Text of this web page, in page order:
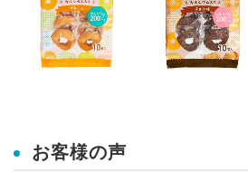
お客様の声